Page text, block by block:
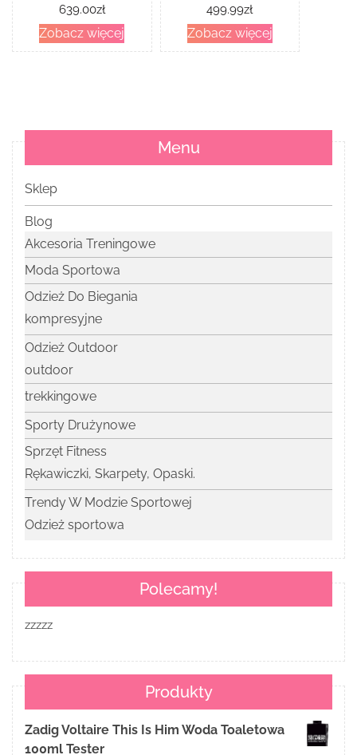
639.00zł
Zobacz więcej
499.99zł
Zobacz więcej
Menu
Sklep
Blog
Akcesoria Treningowe
Moda Sportowa
Odzież Do Biegania
kompresyjne
Odzież Outdoor
outdoor
trekkingowe
Sporty Drużynowe
Sprzęt Fitness
Rękawiczki, Skarpety, Opaski.
Trendy W Modzie Sportowej
Odzież sportowa
Polecamy!
zzzzz
Produkty
Zadig Voltaire This Is Him Woda Toaletowa
100ml Tester